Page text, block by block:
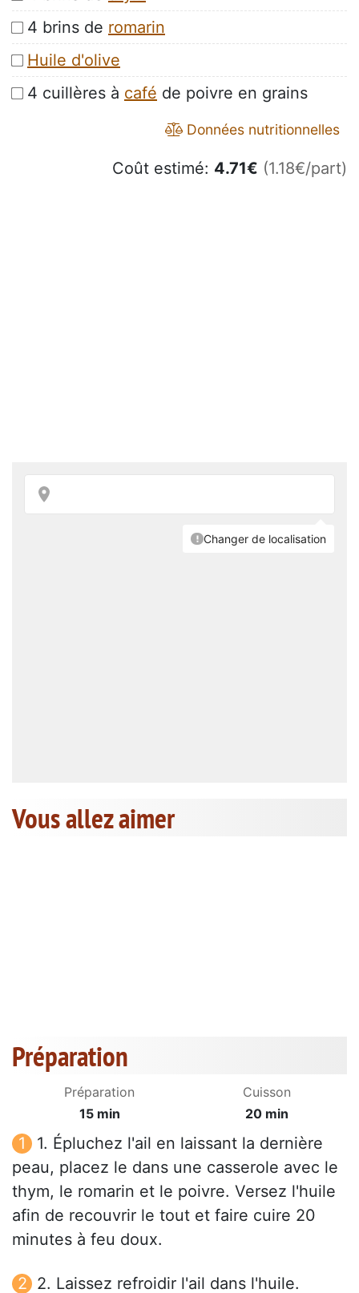
4 brins de romarin
Huile d'olive
4 cuillères à café de poivre en grains
Données nutritionnelles
Coût estimé: 4.71€ (1.18€/part)
Vous allez aimer
Préparation
Préparation
15 min
Cuisson
20 min
1. Épluchez l'ail en laissant la dernière
peau, placez le dans une casserole avec le
thym, le romarin et le poivre. Versez l'huile
afin de recouvrir le tout et faire cuire 20
minutes à feu doux.
2. Laissez refroidir l'ail dans l'huile.